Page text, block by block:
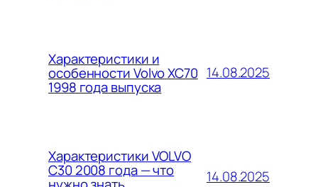
Характеристики и
особенности Volvo XC70
1998 года выпуска
14.08.2025
Характеристики VOLVO
C30 2008 года — что 14.08.2025